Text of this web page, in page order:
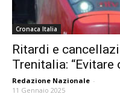
Cronaca Italia
Ritardi e
Trenitalia: “Evitare
Redazione Nazionale -
11 Gennaio 2025